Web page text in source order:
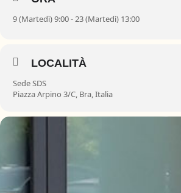
9 (Martedì) 9:00 - 23 (Martedì) 13:00
LOCALITÀ
Sede SDS
Piazza Arpino 3/C, Bra, Italia